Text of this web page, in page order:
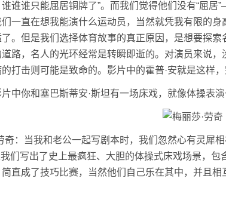
谁谁只能屈居铜牌了”。而我们觉得他们没有“屈
一直在想我能演什么运动员，当然就凭我有限的
了。但是我们选择体育故事的真正原因，是想要探
路，名人的光环经常是转瞬即逝的。对演员来说
打击则可能是致命的。影片中的霍普·安就是这样
中你和塞巴斯蒂安·斯坦有一场床戏，就像体操表
奇：当我和老公一起写剧本时，我们忽然心有灵犀
我们写出了史上最疯狂、大胆的体操式床戏场景，
直成了技巧比赛，当然他们自己乐在其中，并且